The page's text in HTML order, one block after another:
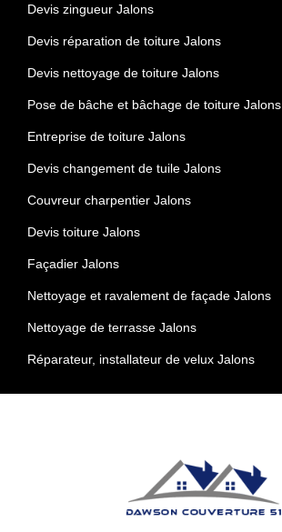
Devis zingueur Jalons
Devis réparation de toiture Jalons
Devis nettoyage de toiture Jalons
Pose de bâche et bâchage de toiture Jalons
Entreprise de toiture Jalons
Devis changement de tuile Jalons
Couvreur charpentier Jalons
Devis toiture Jalons
Façadier Jalons
Nettoyage et ravalement de façade Jalons
Nettoyage de terrasse Jalons
Réparateur, installateur de velux Jalons